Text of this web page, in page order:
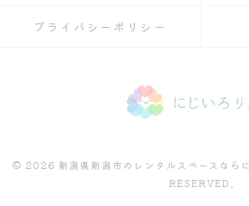
プライバシーポリシー
© 2026 新潟県新潟市のレンタルスペースなら
RESERVED.